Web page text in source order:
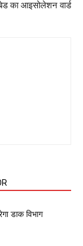
का आइसोलेशन वार्ड
डाक विभाग